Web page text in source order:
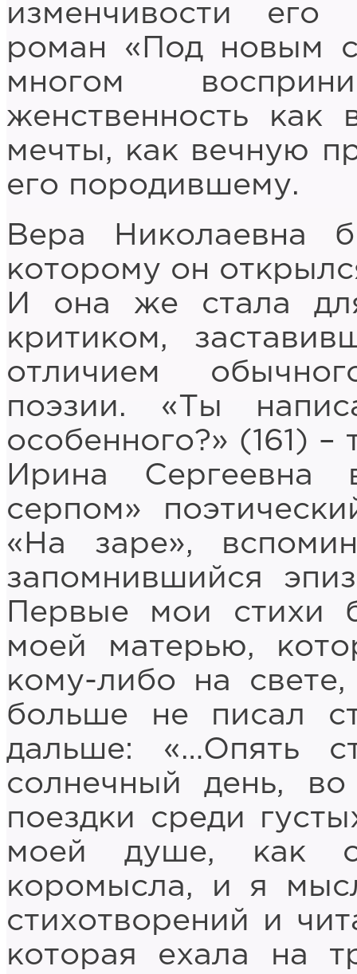
изменчивости его
роман «Под новым
многом
женственность как
мечты, как вечную
его породившему.
Вера Николаевна
которому он
И она же стала
критиком,
отличием
поэзии. «Ты
особенного?» (161) –
Ирина
серпом»
«На заре»,
запомнившийся
Первые мои стихи
моей матерью,
кому-либо на
больше не писал
дальше: «…Опять
солнечный день,
поездки среди
моей душе, как
коромысла, и я
стихотворений и
которая ехала на